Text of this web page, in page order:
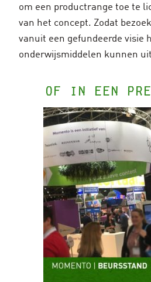
om een productrange toe te
van het concept. Zodat
vanuit een gefundeerde visie
onderwijsmiddelen kunnen
of in een